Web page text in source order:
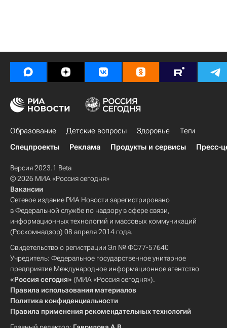
Образование Детские вопросы Здоровье
Теги
Спецпроекты
Реклама Продукты и сервисы Пресс-
Версия 2023.1 Beta
© 2026 МИА «Россия сегодня»
Вакансии
Сетевое издание РИА Новости зарегистрировано
в Федеральной службе по надзору в сфере связи,
информационных технологий и массовых коммуникаций
(Роскомнадзор) 08 апреля 2014 года.
Свидетельство о регистрации Эл № ФС77-57640
Учредитель: Федеральное государственное унитарное
предприятие Международное информационное агентство
«Россия сегодня» (МИА «Россия сегодня»).
Правила использования материалов
Политика конфиденциальности
Правила применения рекомендательных технологий